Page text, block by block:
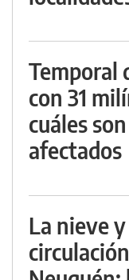
Temporal
con 31
cuáles
afectados
La nieve